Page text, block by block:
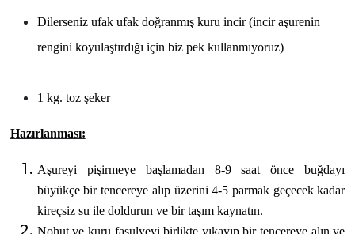
Dilerseniz ufak ufak doğranmış kuru incir (incir aşurenin
rengini koyulaştırdığı için biz pek kullanmıyoruz)
1 kg. toz şeker
Hazırlanması:
Aşureyi pişirmeye başlamadan 8-9 saat önce buğdayı
büyükçe bir tencereye alıp üzerini 4-5 parmak geçecek kadar
kireçsiz su ile doldurun ve bir taşım kaynatın.
Nohut ve kuru fasulyeyi birlikte yıkayıp bir tencereye alın ve